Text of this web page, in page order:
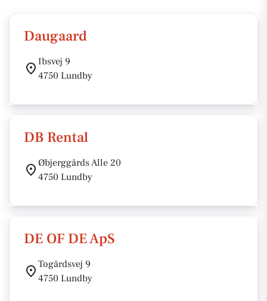
Daugaard
Ibsvej 9
4750 Lundby
DB Rental
Øbjerggårds Alle 20
4750 Lundby
DE OF DE ApS
Togårdsvej 9
4750 Lundby